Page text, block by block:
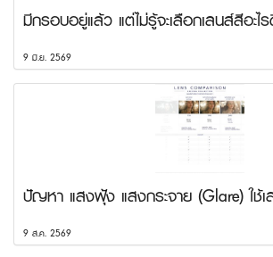
มีกรอบอยู่แล้ว แต่ไม่รู้จะเลือกเลนส์สีอะไ
9 มิ.ย. 2569
ปัญหา แสงฟุ้ง แสงกระจาย (Glare) ใช้
9 ส.ค. 2569